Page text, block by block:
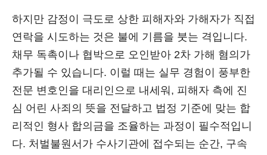
하지만 감정이 극도로 상한 피해자와 가해자가 직접
연락을 시도하는 것은 불에 기름을 붓는 격입니다.
채무 독촉이나 협박으로 오인받아 2차 가해 혐의가
추가될 수 있습니다. 이럴 때는 실무 경험이 풍부한
전문 변호인을 대리인으로 내세워, 피해자 측에 진
심 어린 사죄의 뜻을 전달하고 법정 기준에 맞는 합
리적인 형사 합의금을 조율하는 과정이 필수적입니
다. 처벌불원서가 수사기관에 접수되는 순간, 구속